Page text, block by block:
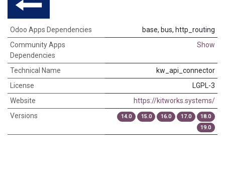
Odoo Apps Dependencies
base, bus, http_routing
Community Apps
Dependencies
Show
Technical Name
kw_api_connector
License
LGPL-3
Website
https://kitworks.systems/
Versions
14.0 15.0 16.0 17.0
18.0
19.0